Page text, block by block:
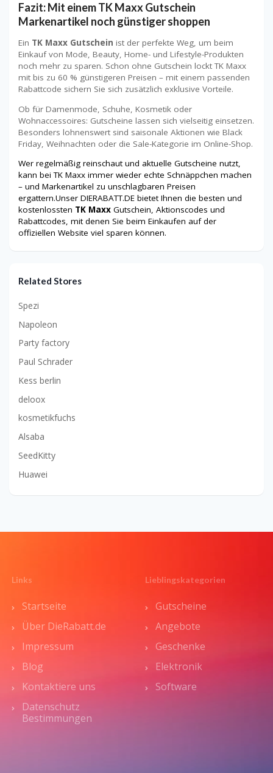
Fazit: Mit einem TK Maxx Gutschein
Markenartikel noch günstiger shoppen
Ein TK Maxx Gutschein ist der perfekte Weg, um beim
Einkauf von Mode, Beauty, Home- und Lifestyle-Produkten
noch mehr zu sparen. Schon ohne Gutschein lockt TK Maxx
mit bis zu 60 % günstigeren Preisen – mit einem passenden
Rabattcode sichern Sie sich zusätzlich exklusive Vorteile.
Ob für Damenmode, Schuhe, Kosmetik oder
Wohnaccessoires: Gutscheine lassen sich vielseitig einsetzen.
Besonders lohnenswert sind saisonale Aktionen wie Black
Friday, Weihnachten oder die Sale-Kategorie im Online-Shop.
Wer regelmäßig reinschaut und aktuelle Gutscheine nutzt,
kann bei TK Maxx immer wieder echte Schnäppchen machen
– und Markenartikel zu unschlagbaren Preisen
ergattern.Unser DIERABATT.DE bietet Ihnen die besten und
kostenlossten TK Maxx Gutschein, Aktionscodes und
Rabattcodes, mit denen Sie beim Einkaufen auf der
offiziellen Website viel sparen können.
Related Stores
Spezi
Napoleon
Party factory
Paul Schrader
Kess berlin
deloox
kosmetikfuchs
Alsaba
SeedKitty
Huawei
Links
Startseite
Über DieRabatt.de
Impressum
Blog
Kontaktiere uns
Datenschutz
Bestimmungen
Lieblingskategorien
Gutscheine
Angebote
Geschenke
Elektronik
Software